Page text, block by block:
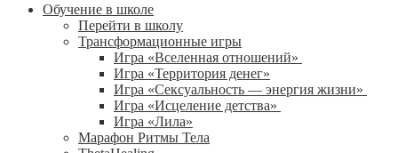
Обучение в школе
Перейти в школу
Трансформационные игры
Игра «Вселенная отношений»
Игра «Территория денег»
Игра «Сексуальность — энергия жизни»
Игра «Исцеление детства»
Игра «Лила»
Марафон Ритмы Тела